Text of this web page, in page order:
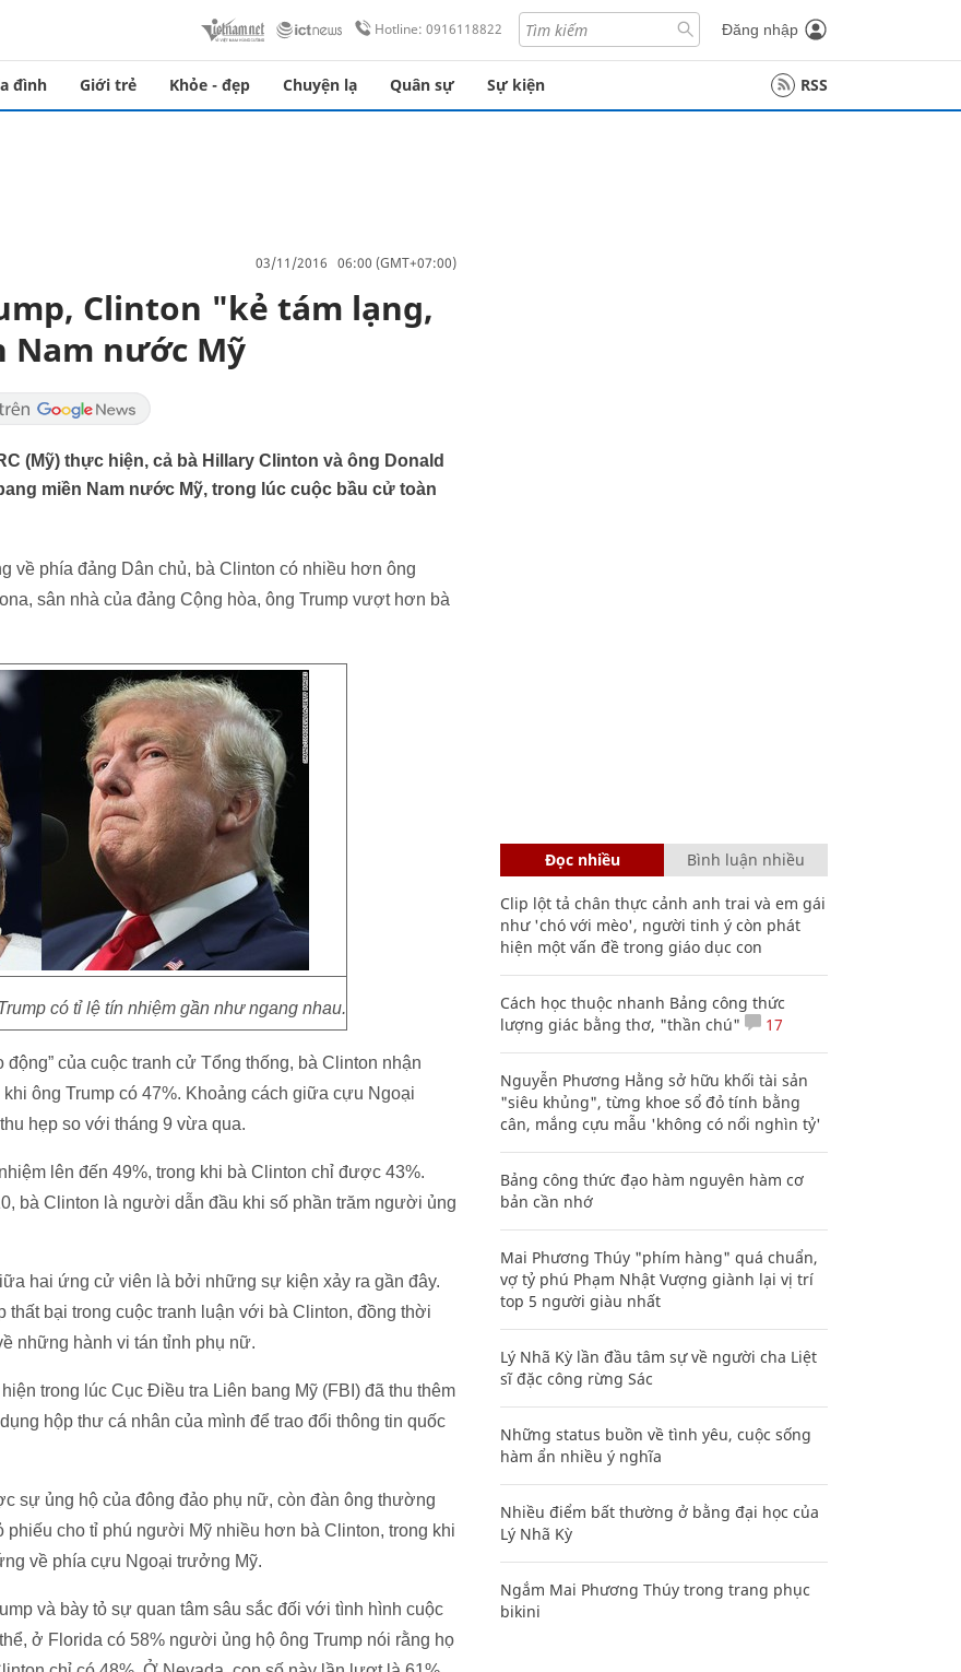
Hotline: 0916118822 Đăng nhập
đình Giới trẻ Khỏe - đẹp Chuyện lạ Quân sự Sự kiện RSS
03/11/2016 06:00 (GMT+07:00)
Clinton "kẻ tám lạng,
nước Mỹ
(Mỹ) thực hiện, cả bà Hillary Clinton và ông Donald
miền Nam nước Mỹ, trong lúc cuộc bầu cử toàn
về phía đảng Dân chủ, bà Clinton có nhiều hơn ông
sân nhà của đảng Cộng hòa, ông Trump vượt hơn bà
có tỉ lệ tín nhiệm gần như ngang nhau.
của cuộc tranh cử Tổng thống, bà Clinton nhận
ông Trump có 47%. Khoảng cách giữa cựu Ngoại
hẹp so với tháng 9 vừa qua.
lên đến 49%, trong khi bà Clinton chỉ được 43%.
bà Clinton là người dẫn đầu khi số phần trăm người ủng
hai ứng cử viên là bởi những sự kiện xảy ra gần đây.
bại trong cuộc tranh luận với bà Clinton, đồng thời
những hành vi tán tỉnh phụ nữ.
trong lúc Cục Điều tra Liên bang Mỹ (FBI) đã thu thêm
hộp thư cá nhân của mình để trao đổi thông tin quốc
sự ủng hộ của đông đảo phụ nữ, còn đàn ông thường
phiếu cho tỉ phú người Mỹ nhiều hơn bà Clinton, trong khi
về phía cựu Ngoại trưởng Mỹ.
và bày tỏ sự quan tâm sâu sắc đối với tình hình cuộc
ở Florida có 58% người ủng hộ ông Trump nói rằng họ
Đọc nhiều Bình luận nhiều
Clip lột tả chân thực cảnh anh trai và em gái
như 'chó với mèo', người tinh ý còn phát
hiện một vấn đề trong giáo dục con
Cách học thuộc nhanh Bảng công thức
lượng giác bằng thơ, "thần chú"
17
Nguyễn Phương Hằng sở hữu khối tài sản
"siêu khủng", từng khoe sổ đỏ tính bằng
cân, mắng cựu mẫu 'không có nổi nghìn tỷ'
Bảng công thức đạo hàm nguyên hàm cơ
bản cần nhớ
Mai Phương Thúy "phím hàng" quá chuẩn,
vợ tỷ phú Phạm Nhật Vượng giành lại vị trí
top 5 người giàu nhất
Lý Nhã Kỳ lần đầu tâm sự về người cha Liệt
sĩ đặc công rừng Sác
Những status buồn về tình yêu, cuộc sống
hàm ẩn nhiều ý nghĩa
Nhiều điểm bất thường ở bằng đại học của
Lý Nhã Kỳ
Ngắm Mai Phương Thúy trong trang phục
bikini